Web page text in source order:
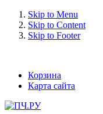
Skip to Menu
Skip to Content
Skip to Footer
Корзина
Карта сайта